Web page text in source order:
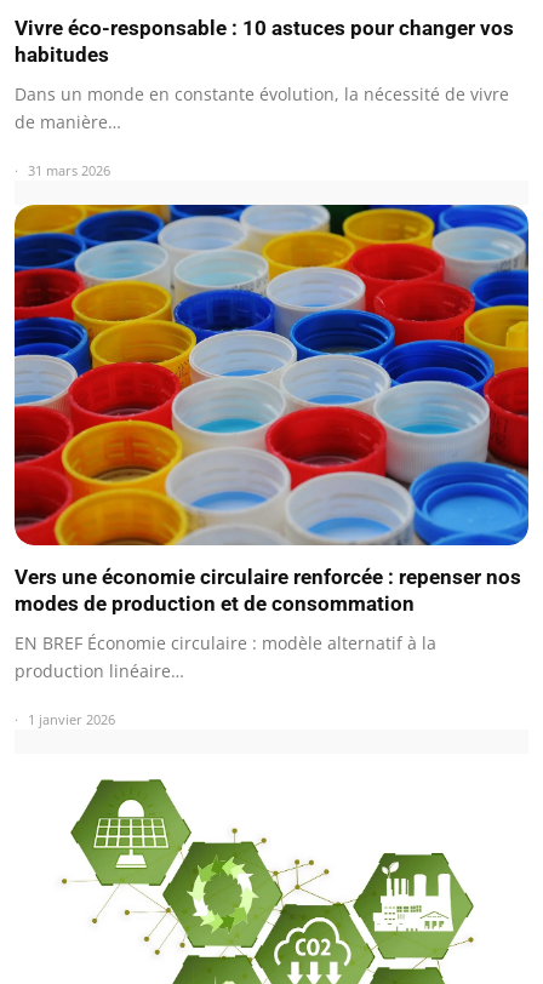
Vivre éco-responsable : 10 astuces pour changer vos
habitudes
Dans un monde en constante évolution, la nécessité de vivre
de manière…
31 mars 2026
Vers une économie circulaire renforcée : repenser nos
modes de production et de consommation
EN BREF Économie circulaire : modèle alternatif à la
production linéaire…
1 janvier 2026